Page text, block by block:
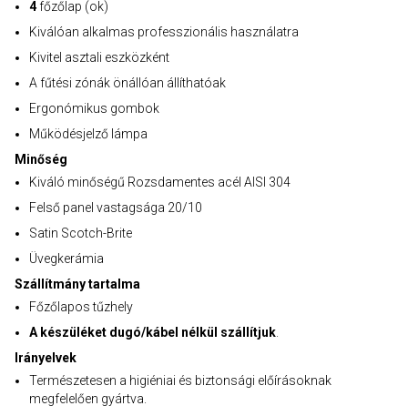
4főzőlap (ok)
Kiválóan alkalmas professzionális használatra
Kivitel asztali eszközként
A fűtési zónák önállóan állíthatóak
Ergonómikus gombok
Működésjelző lámpa
Minőség
Kiváló minőségű Rozsdamentes acél AISI 304
Felső panel vastagsága 20/10
Satin Scotch-Brite
Üvegkerámia
Szállítmány tartalma
Főzőlapos tűzhely
A készüléket dugó/kábel nélkül szállítjuk
Irányelvek
Természetesen a higiéniai és biztonsági előírásoknak
megfelelően gyártva.